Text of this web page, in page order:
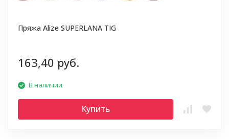
Пряжа Alize SUPERLANA TIG
163,40 руб.
В наличии
Купить